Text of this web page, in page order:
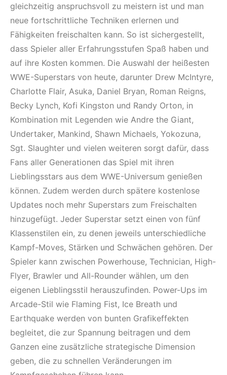
gleichzeitig anspruchsvoll zu meistern ist und man
neue fortschrittliche Techniken erlernen und
Fähigkeiten freischalten kann. So ist sichergestellt,
dass Spieler aller Erfahrungsstufen Spaß haben und
auf ihre Kosten kommen. Die Auswahl der heißesten
WWE-Superstars von heute, darunter Drew McIntyre,
Charlotte Flair, Asuka, Daniel Bryan, Roman Reigns,
Becky Lynch, Kofi Kingston und Randy Orton, in
Kombination mit Legenden wie Andre the Giant,
Undertaker, Mankind, Shawn Michaels, Yokozuna,
Sgt. Slaughter und vielen weiteren sorgt dafür, dass
Fans aller Generationen das Spiel mit ihren
Lieblingsstars aus dem WWE-Universum genießen
können. Zudem werden durch spätere kostenlose
Updates noch mehr Superstars zum Freischalten
hinzugefügt. Jeder Superstar setzt einen von fünf
Klassenstilen ein, zu denen jeweils unterschiedliche
Kampf-Moves, Stärken und Schwächen gehören. Der
Spieler kann zwischen Powerhouse, Technician, High-
Flyer, Brawler und All-Rounder wählen, um den
eigenen Lieblingsstil herauszufinden. Power-Ups im
Arcade-Stil wie Flaming Fist, Ice Breath und
Earthquake werden von bunten Grafikeffekten
begleitet, die zur Spannung beitragen und dem
Ganzen eine zusätzliche strategische Dimension
geben, die zu schnellen Veränderungen im